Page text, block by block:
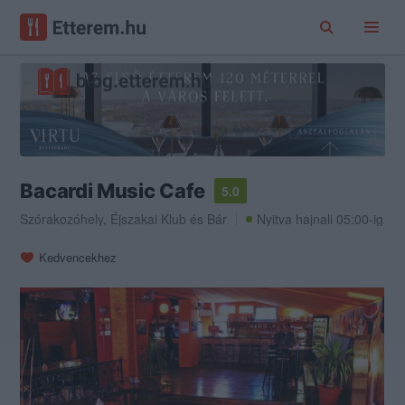
Bacardi Music Cafe
5.0
Szórakozóhely, Éjszakai Klub és Bár Nyitva hajnali 05:00-ig
Kedvencekhez